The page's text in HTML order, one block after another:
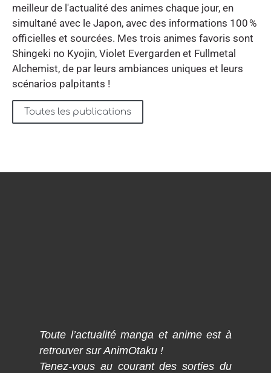
meilleur de l'actualité des animes chaque jour, en
simultané avec le Japon, avec des informations 100 %
officielles et sourcées. Mes trois animes favoris sont
Shingeki no Kyojin, Violet Evergarden et Fullmetal
Alchemist, de par leurs ambiances uniques et leurs
scénarios palpitants !
Toutes les publications
Toute l’actualité manga et anime est à
retrouver sur AnimOtaku !
Tenez-vous au courant des sorties du